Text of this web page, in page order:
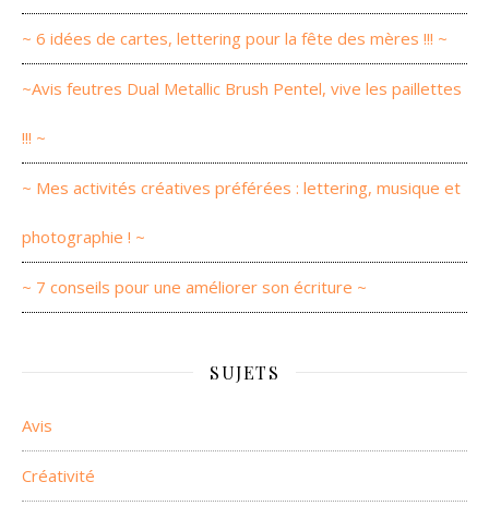
~ 6 idées de cartes, lettering pour la fête des mères !!! ~
~Avis feutres Dual Metallic Brush Pentel, vive les paillettes
!!! ~
~ Mes activités créatives préférées : lettering, musique et
photographie ! ~
~ 7 conseils pour une améliorer son écriture ~
SUJETS
Avis
Créativité